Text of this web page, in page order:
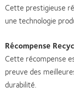
Cette prestigieuse
une technologie
Récompense
Cette récompense
preuve des
durabilité.